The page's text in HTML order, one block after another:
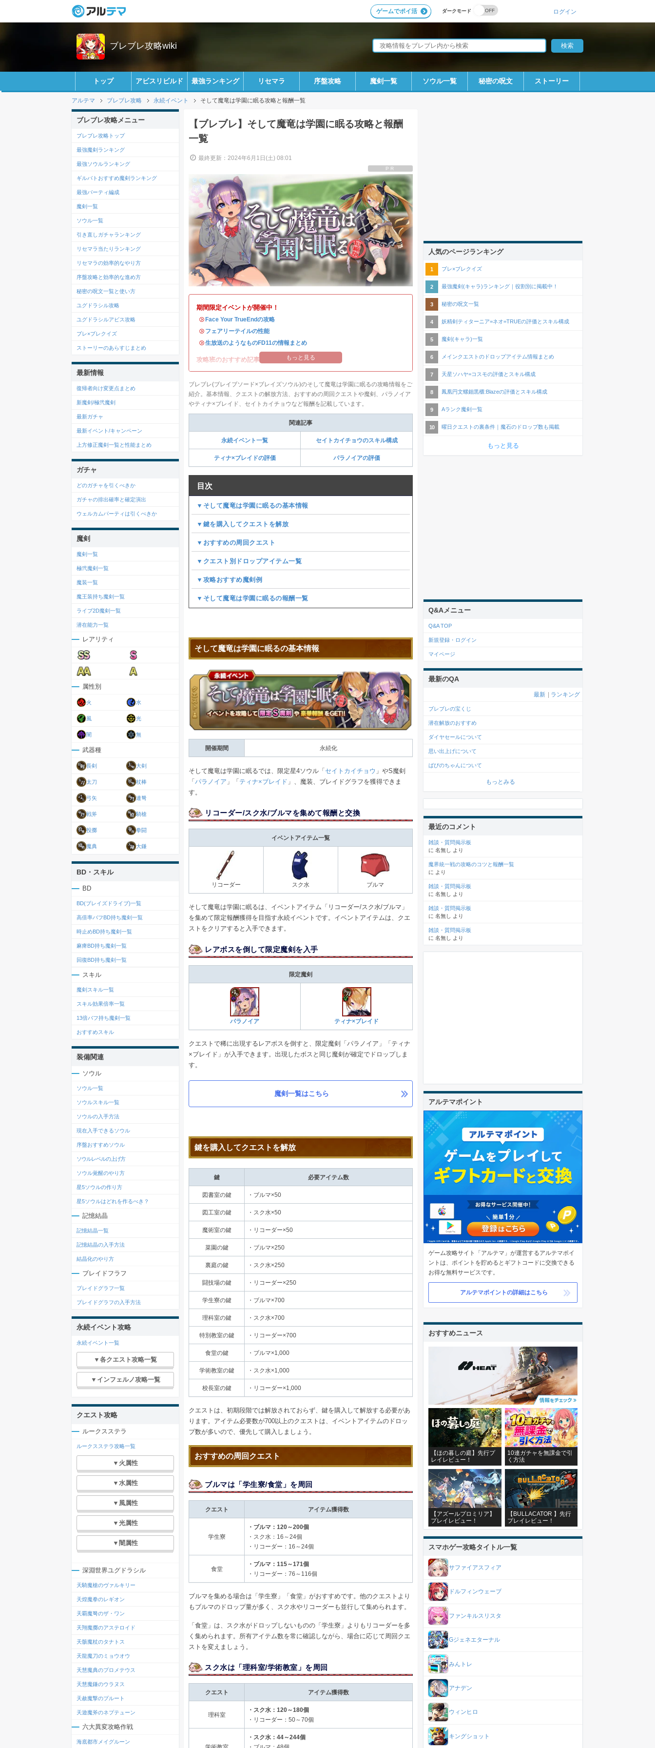
ダークモード
ゲームでポイ活 ログイン
ブレブレ攻略wiki
トップ アビスリビルド 最強ランキング リセマラ 序盤攻略 魔剣一覧 ソウル一覧 秘密の呪文 ストーリー
アルテマ ブレブレ攻略 永続イベント そして魔竜は学園に眠る攻略と報酬一覧
【ブレブレ】そして魔竜は学園に眠る攻略と報酬
一覧
最終更新：2024年6月1日(土) 08:01
PR
期間限定イベントが開催中！
・ Face Your TrueEndの攻略
・ フェアリーテイルの性能
・生放送のようなものFD11の情報まとめ
攻略班のおすすめ記事はこちら！もっと見る
ブレブレ(ブレイブソード×ブレイズソウル)のそして魔竜は学園に眠るの攻略情報をご
紹介。基本情報、クエストの解放方法、おすすめの周回クエストや魔剣、パラノイア
やティナ×ブレイド、セイトカイチョウなど報酬を記載しています。
関連記事
永続イベント一覧 セイトカイチョウのスキル構成
ティナ×ブレイドの評価 パラノイアの評価
目次
▼そして魔竜は学園に眠るの基本情報
▼鍵を購入してクエストを解放
▼おすすめの周回クエスト
▼クエスト別ドロップアイテム一覧
▼攻略おすすめ魔剣例
▼そして魔竜は学園に眠るの報酬一覧
そして魔竜は学園に眠るの基本情報
開催期間 永続化
そして魔竜は学園に眠るでは、限定星4ソウル「セイトカイチョウ 」やS魔剣
「パラノイア 」「ティナ×ブレイド 」、魔装、ブレイドグラフを獲得できま
す。
リコーダー/スク水/ブルマを集めて報酬と交換
イベントアイテム一覧
リコーダー スク水 ブルマ
そして魔竜は学園に眠るは、イベントアイテム「リコーダー/スク水/ブルマ」
を集めて限定報酬獲得を目指す永続イベントです。イベントアイテムは、クエ
ストをクリアすると入手できます。
レアボスを倒して限定魔剣を入手
限定魔剣
パラノイア ティナ×ブレイド
クエストで稀に出現するレアボスを倒すと、限定魔剣「パラノイア」「ティナ
×ブレイド」が入手できます。出現したボスと同じ魔剣が確定でドロップしま
す。
魔剣一覧はこちら
鍵を購入してクエストを解放
鍵 必要アイテム数
図書室の鍵 ・ブルマ×50
図工室の鍵 ・スク水×50
魔術室の鍵 ・リコーダー×50
菜園の鍵 ・ブルマ×250
裏庭の鍵 ・スク水×250
闘技場の鍵 ・リコーダー×250
学生寮の鍵 ・ブルマ×700
理科室の鍵 ・スク水×700
特別教室の鍵 ・リコーダー×700
食堂の鍵 ・ブルマ×1,000
学術教室の鍵 ・スク水×1,000
校長室の鍵 ・リコーダー×1,000
クエストは、初期段階では解放されておらず、鍵を購入して解放する必要があ
ります。アイテム必要数が700以上のクエストは、イベントアイテムのドロッ
プ数が多いので、優先して購入しましょう。
おすすめの周回クエスト
ブルマは「学生寮/食堂」を周回
クエスト アイテム獲得数
学生寮
・ブルマ：120～200個
・スク水：16～24個
・リコーダー：16～24個
食堂
・ブルマ：115～171個
・リコーダー：76～116個
ブルマを集める場合は「学生寮」「食堂」がおすすめです。他のクエストより
もブルマのドロップ量が多く、スク水やリコーダーも並行して集められます。
「食堂」は、スク水がドロップしないものの「学生寮」よりもリコーダーを多
く集められます。所有アイテム数を常に確認しながら、場合に応じて周回クエ
ストを変えましょう。
スク水は「理科室/学術教室」を周回
クエスト アイテム獲得数
理科室
・スク水：120～180個
・リコーダー：50～70個
・スク水：44～244個
ブレブレ攻略メニュー
ブレブレ攻略トップ
最強魔剣ランキング
最強ソウルランキング
ギルバトおすすめ魔剣ランキング
最強パーティ編成
魔剣一覧
ソウル一覧
引き直しガチャランキング
リセマラ当たりランキング
リセマラの効率的なやり方
序盤攻略と効率的な進め方
秘密の呪文一覧と使い方
ユグドラシル攻略
ユグドラシルアビス攻略
ブレ×ブレクイズ
ストーリーのあらすじまとめ
最新情報
復帰者向け変更点まとめ
新魔剣/極弐魔剣
最新ガチャ
最新イベント/キャンペーン
上方修正魔剣一覧と性能まとめ
ガチャ
どのガチャを引くべきか
ガチャの排出確率と確定演出
ウェルカムパーティは引くべきか
魔剣
魔剣一覧
極弐魔剣一覧
魔装一覧
魔王装持ち魔剣一覧
ライブ2D魔剣一覧
潜在能力一覧
レアリティ
属性別
火 水
風 光
闇 無
武器種
長剣 大剣
太刀 杖棒
弓矢 連弩
戦斧 騎槍
投擲 拳闘
魔典 大鎌
BD・スキル
BD
BD(ブレイズドライブ)一覧
高倍率バフBD持ち魔剣一覧
時止めBD持ち魔剣一覧
麻痺BD持ち魔剣一覧
回復BD持ち魔剣一覧
スキル
魔剣スキル一覧
スキル効果倍率一覧
13倍バフ持ち魔剣一覧
おすすめスキル
装備関連
ソウル
ソウル一覧
ソウルスキル一覧
ソウルの入手方法
現在入手できるソウル
序盤おすすめソウル
ソウルレベルの上げ方
ソウル覚醒のやり方
星5ソウルの作り方
星5ソウルはどれを作るべき？
記憶結晶
記憶結晶一覧
記憶結晶の入手方法
結晶化のやり方
ブレイドフラフ
ブレイドグラフ一覧
ブレイドグラフの入手方法
永続イベント攻略
永続イベント一覧
▼各クエスト攻略一覧
▼インフェルノ攻略一覧
クエスト攻略
ルークスステラ
ルークスステラ攻略一覧
▼火属性
▼水属性
▼風属性
▼光属性
▼闇属性
深淵世界ユグドラシル
天騎魔槍のヴァルキリー
天煌魔拳のレギオン
天覇魔弩のザ・ワン
天翔魔擲のアステロイド
天骸魔杖のタナトス
天龍魔刀のミョウオウ
天慧魔典のプロメテウス
天慧魔鎌のウラヌス
天赦魔撃のプルート
天遊魔斧のネプテューン
六大異変攻略作戦
海底都市メイグルーン
人気のページランキング
ブレ×ブレクイズ
最強魔剣(キャラ)ランキング｜役割別に掲載中！
秘密の呪文一覧
妖精剣ティターニア=ネオ=TRUEの評価とスキル構成
魔剣(キャラ)一覧
メインクエストのドロップアイテム情報まとめ
天星ソハヤ=コスモの評価とスキル構成
鳳凰円文螺鈿黒櫃:Blazeの評価とスキル構成
Aランク魔剣一覧
曜日クエストの裏条件｜魔石のドロップ数も掲載
もっと見る
Q&Aメニュー
Q&A TOP
新規登録・ログイン
マイページ
最新のQA
最新 ランキング
ブレブレの宝くじ
潜在解放のおすすめ
ダイヤセールについて
思い出上げについて
ばびのちゃんについて
もっとみる
最近のコメント
雑談・質問掲示板
に 名無し より
魔界統一戦の攻略のコツと報酬一覧
に より
雑談・質問掲示板
に 名無し より
雑談・質問掲示板
に 名無し より
雑談・質問掲示板
に 名無し より
アルテマポイント
ゲーム攻略サイト「アルテマ」が運営するアルテマポイ
ントは、ポイントを貯めるとギフトコードに交換できる
お得な無料サービスです。
アルテマポイントの詳細はこちら
おすすめニュース
【ほの暮しの庭】先行プ
レイレビュー！
10連ガチャを無課金で引
く方法
【アズールプロミリア】
プレイレビュー！
【BULLACATOR 】先行
プレイレビュー！
スマホゲー攻略タイトル一覧
サファイアスフィア
ドルフィンウェーブ
ファンキルスリスタ
Gジェネエターナル
みんトレ
アナデン
ウィンヒロ
キングショット